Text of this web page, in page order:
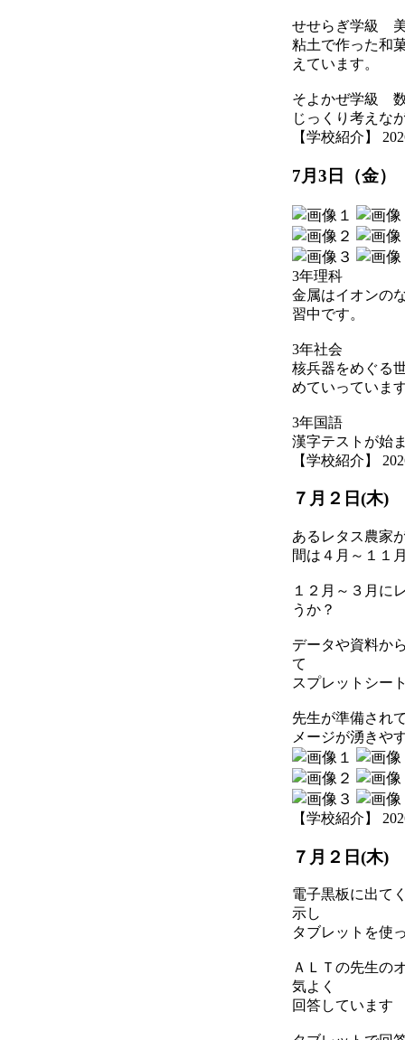
せせらぎ学級
粘土で作った和
えています。
そよかぜ学級
じっくり考えな
【学校紹介】
7月3日（金
3年理科
金属はイオンの
習中です。
3年社会
核兵器をめぐる
めていっていま
3年国語
漢字テストが始
【学校紹介】
７月２日(木
あるレタス農家
間は４月～１１
１２月～３月に
うか？
データや資料か
て
スプレットシー
先生が準備され
メージが湧きや
【学校紹介】
７月２日(木)
電子黒板に出て
示し
タブレットを使
ＡＬＴの先生の
気よく
回答しています